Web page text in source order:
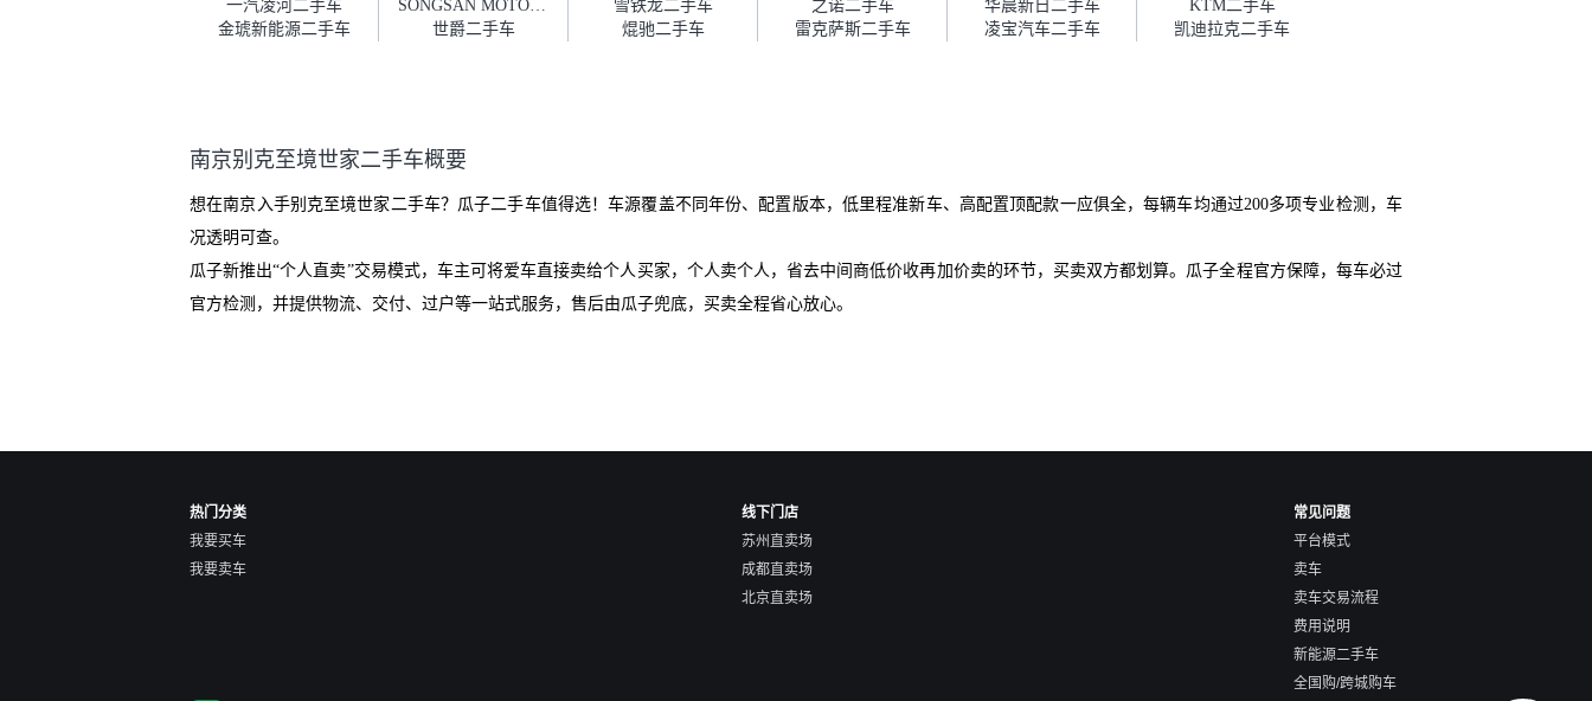
服务可以，速度很快。体验下来
自营车的感觉是要比个人车好一
我协商，主动权在平台手里。”
一汽凌河二手车
SONGSAN MOTORS二手车 雪铁龙二手车 之诺二手车 华晨新日二手车
KTM二手车
金琥新能源二手车
世爵二手车 焜驰二手车 雷克萨斯二手车 凌宝汽车二手车 凯迪拉克二手车
南京别克至境世家二手车概要
想在南京入手别克至境世家二手车？瓜子二手车值得选！车源覆盖不同年份、配置版本，低里程准新车、高配置顶配款一应俱全，每辆车均通过200多项专业检测，车
况透明可查。
瓜子新推出“个人直卖”交易模式，车主可将爱车直接卖给个人买家，个人卖个人，省去中间商低价收再加价卖的环节，买卖双方都划算。瓜子全程官方保障，每车必过
官方检测，并提供物流、交付、过户等一站式服务，售后由瓜子兜底，买卖全程省心放心。
热门分类
我要买车
我要卖车
线下门店
苏州直卖场
成都直卖场
北京直卖场
常见问题
平台模式
卖车
卖车交易流程
费用说明
新能源二手车
全国购/跨城购车